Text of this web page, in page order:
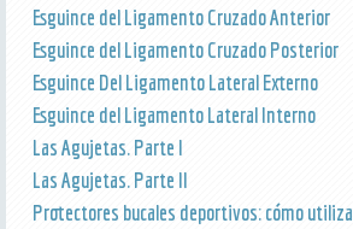
Esguince del Ligamento Cruzado Anterior
Esguince del Ligamento Cruzado Posterior
Esguince Del Ligamento Lateral Externo
Esguince del Ligamento Lateral Interno
Las Agujetas. Parte I
Las Agujetas. Parte II
Protectores bucales deportivos: cómo